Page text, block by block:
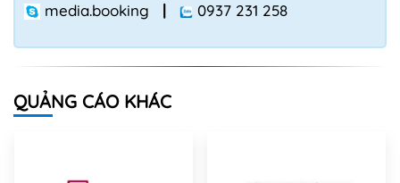
media.booking | 0937 231 258
QUẢNG CÁO KHÁC